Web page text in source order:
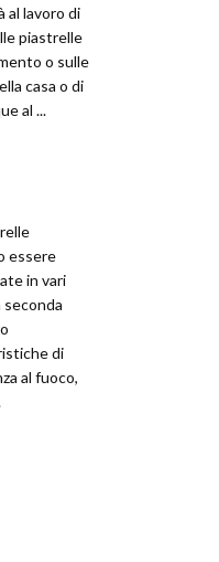
al lavoro di
piastrelle
o sulle
casa o di
al ...
essere
in vari
seconda
di
al fuoco,